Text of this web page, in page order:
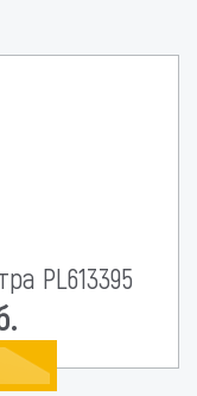
PL613395